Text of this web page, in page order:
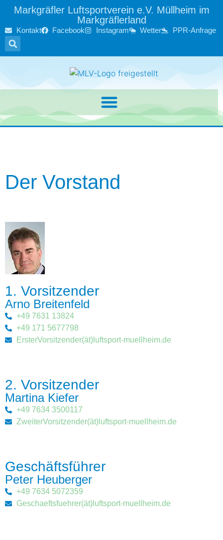
Markgräfler Luftsportverein e.V. Müllheim im
Markgräflerland
Kontakt Facebook Instagram Wetter PPR-Anfrage
Der Vorstand
1. Vorsitzender
Arno Breitenfeld
+49 7631 13824
+49 171 5677798
ErsterVorsitzender(ät)luftsport-muellheim.de
2. Vorsitzender
Martina Kiefer
+49 7634 3500117
ZweiterVorsitzender(ät)luftsport-muellheim.de
Geschäftsführer
Peter Heuberger
+49 7634 5072359
Geschaeftsfuehrer(ät)luftsport-muellheim.de